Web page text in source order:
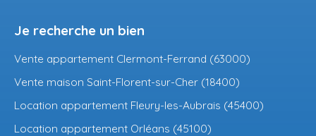
Je recherche un bien
Vente appartement Clermont-Ferrand (63000)
Vente maison Saint-Florent-sur-Cher (18400)
Location appartement Fleury-les-Aubrais (45400)
Location appartement Orléans (45100)